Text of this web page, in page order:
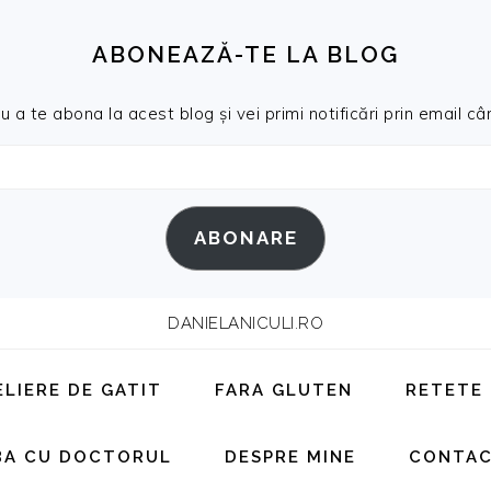
ABONEAZĂ-TE LA BLOG
a te abona la acest blog și vei primi notificări prin email
ABONARE
DANIELANICULI.RO
DE GATIT FARA GLUTEN RETETE
CU DOCTORUL DESPRE MINE